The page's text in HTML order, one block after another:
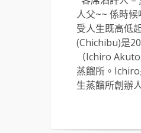
人父~~ 係時
受人生既高低
(Chichibu)是
（Ichiro
蒸餾所。
生蒸餾所創辦